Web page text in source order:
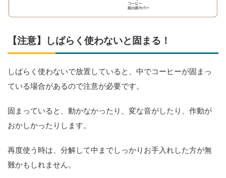
【注意】しばらく使わないと固まる！
しばらく使わないで放置していると、中でコーヒーが固まっ
ている場合があるので注意が必要です。
固まっていると、動かなかったり、変な音がしたり、作動が
おかしかったりします。
再度使う時は、分解して中までしっかりお手入れした方が無
難かもしれません。